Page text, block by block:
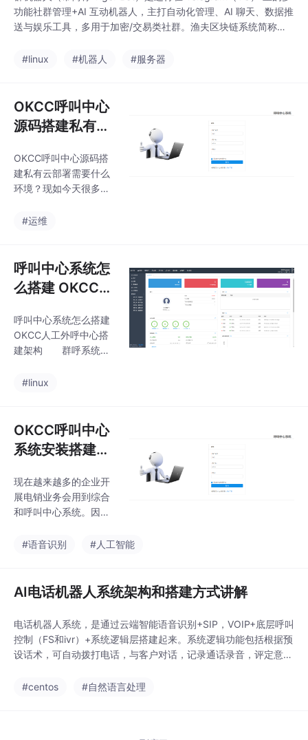
功能社群管理+AI 互动机器人，主打自动化管理、AI 聊天、数据推
送与娱乐工具，多用于加密/交易类社群。渔夫区块链系统简称渔
是通过php加ub22构架，对接Telegram机器人推送群信息，利用
#linux #机器人 #服务器
OKCC呼叫中心
源码搭建私有云
境？
OKCC呼叫中心源码搭
建私有云部署需要什么
环境？现如今天很多行
人工外呼精准度好，成
我们就来聊聊OKCC呼
叫中心系统 。OK-CC呼
叫中心技术，采用软硬
分布式的IP技术，从多
角度为企业提供整合的
一体化解决方案；由于
优质高效的客户服务的
务带来震撼性的变革，
共同辅助
#运维
呼叫中心系统怎
么搭建 OKCC人
3000搭建架构
呼叫中心系统怎么搭建
OKCC人工外呼中心搭
建架构 群呼系统综
商的不同需要而专门的
效的提高营销部门的工
作效率、降低企业销售
成本和方便管理人员对
效。 呼叫中心系统
方便在哪？ 呼叫中
心可对接中继线，VO
拨号方便快捷，提高企
财务等权限方便运营管
#linux
OKCC呼叫中心
系统安装搭建和
现在越来越多的企业开
展电销业务会用到综合
和呼叫中心系统。因为
务开展带来便利。群呼
专门的设计的一个平
台。该自动外呼营销系
统能够有效的提高营销
部门的工作效率、降低
企业销售成本和方便管
理人员对销售代表进行
呼叫中心可对接中继
#语音识别 #人工智能
AI电话机器人系统架构和搭建方式讲解
电话机器人系统，是通过云端智能语音识别+SIP，VOIP+底层呼叫
控制（FS和ivr）+系统逻辑层搭建起来。系统逻辑功能包括根据预
设话术，可自动拨打电话，与客户对话，记录通话录音，评定意向
代替普通话务员完成机械性筛选。且比话务员的效率要高数倍甚至
#centos #自然语言处理